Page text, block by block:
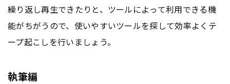
繰り返し再生できたりと、ツールによって利用できる機
能がちがうので、使いやすいツールを探して効率よくテ
ープ起こしを行いましょう。
執筆編